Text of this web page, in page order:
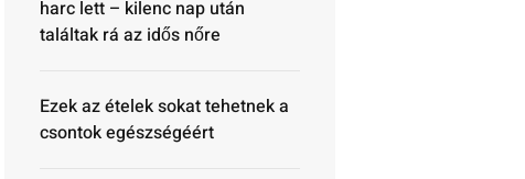
harc lett – kilenc nap után
találtak rá az idős nőre
Ezek az ételek sokat tehetnek a
csontok egészségéért